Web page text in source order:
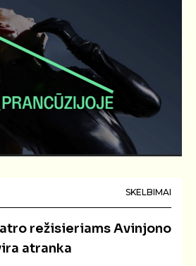
SKELBIMAI
režisieriams Avinjono
atranka